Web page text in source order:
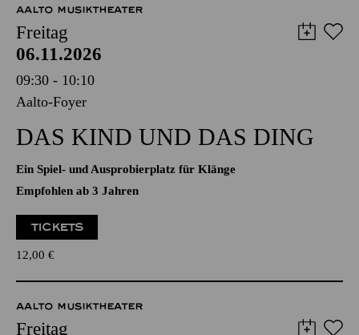
12,00€
AALTO MUSIKTHEATER
Freitag
06.11.2026
09:30 - 10:10
DAS KIND UND DAS DING
Ein Spiel- und Ausprobierplatz für Klänge
Empfohlen ab 3 Jahren
12,00€